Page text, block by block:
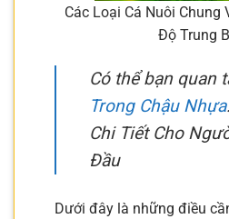
Các Loại Cá Nuôi Chung
Độ Trung
Có thể bạn quan
Trong Chậu Nhựa
Chi Tiết Cho
Đầu
Dưới đây là những điều